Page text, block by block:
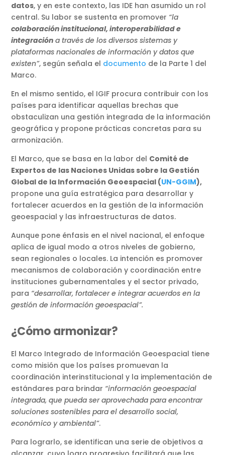
datos, y en este contexto, las IDE han asumido un rol
central. Su labor se sustenta en promover “la
colaboración institucional, interoperabilidad e
integración a través de los diversos sistemas y
plataformas nacionales de información y datos que
existen”, según señala el documento de la Parte 1 del
Marco.
En el mismo sentido, el IGIF procura contribuir con los
países para identificar aquellas brechas que
obstaculizan una gestión integrada de la información
geográfica y propone prácticas concretas para su
armonización.
El Marco, que se basa en la labor del Comité de
Expertos de las Naciones Unidas sobre la Gestión
Global de la Información Geoespacial (UN-GGIM),
propone una guía estratégica para desarrollar y
fortalecer acuerdos en la gestión de la información
geoespacial y las infraestructuras de datos.
Aunque pone énfasis en el nivel nacional, el enfoque
aplica de igual modo a otros niveles de gobierno,
sean regionales o locales. La intención es promover
mecanismos de colaboración y coordinación entre
instituciones gubernamentales y el sector privado,
para “desarrollar, fortalecer e integrar acuerdos en la
gestión de información geoespacial”.
¿Cómo armonizar?
El Marco Integrado de Información Geoespacial tiene
como misión que los países promuevan la
coordinación interinstitucional y la implementación de
estándares para brindar “información geoespacial
integrada, que pueda ser aprovechada para encontrar
soluciones sostenibles para el desarrollo social,
económico y ambiental”.
Para lograrlo, se identifican una serie de objetivos a